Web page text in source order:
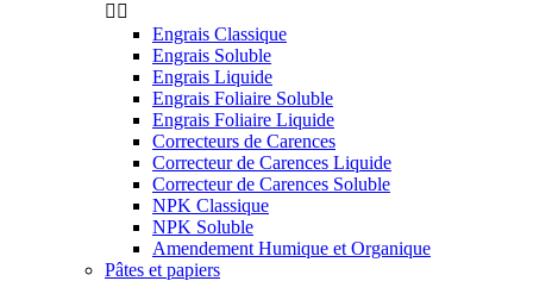
 
Engrais Classique
Engrais Soluble
Engrais Liquide
Engrais Foliaire Soluble
Engrais Foliaire Liquide
Correcteurs de Carences
Correcteur de Carences Liquide
Correcteur de Carences Soluble
NPK Classique
NPK Soluble
Amendement Humique et Organique
Pâtes et papiers